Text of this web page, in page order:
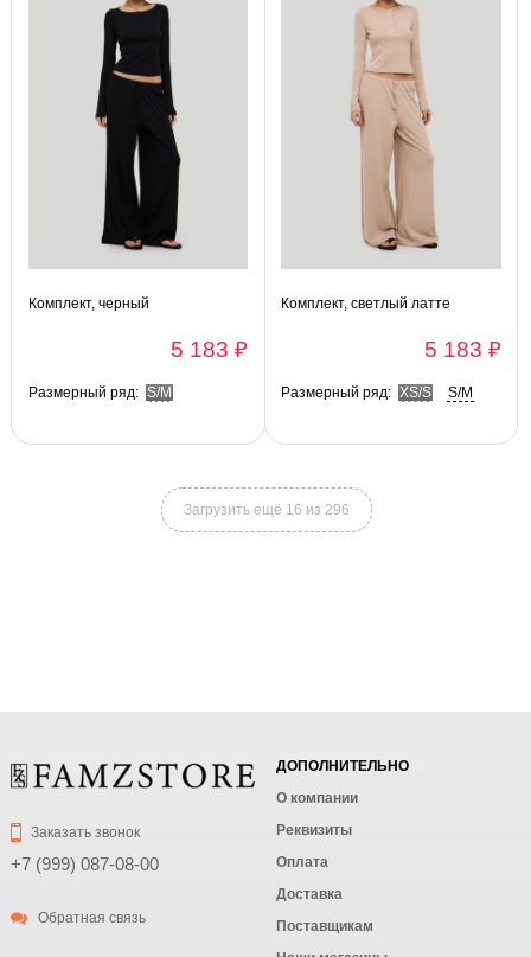
Комплект, черный
5 183 ₽
Размерный ряд: S/M
Комплект, светлый латте
5 183 ₽
Размерный ряд: XS/S S/M
Загрузить ещё 16 из 296
Заказать звонок
+7 (999) 087-08-00
Обратная связь
ДОПОЛНИТЕЛЬНО
О компании
Реквизиты
Оплата
Доставка
Поставщикам